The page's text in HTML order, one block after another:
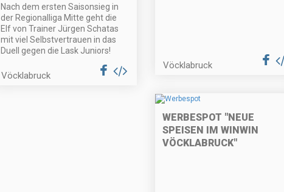
Nach dem ersten Saisonsieg in
der Regionalliga Mitte geht die
Elf von Trainer Jürgen Schatas
mit viel Selbstvertrauen in das
Duell gegen die Lask Juniors!
Vöcklabruck
Vöcklabruck
WERBESPOT "NEUE
SPEISEN IM WINWIN
VÖCKLABRUCK"